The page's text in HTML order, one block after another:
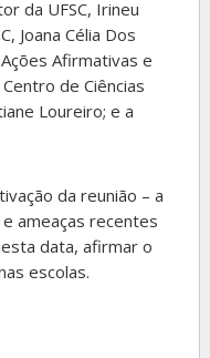
da UFSC, Irineu
Joana Célia Dos
Afirmativas e
de Ciências
Loureiro; e a
da reunião – a
ameaças recentes
data, afirmar o
escolas.